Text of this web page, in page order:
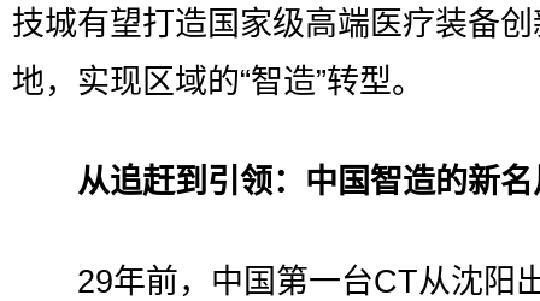
技城有望打造国家级高端医疗装备
地，实现区域的“智造”转型。
从追赶到引领：中国智造的新名
29年前，中国第一台CT从沈阳